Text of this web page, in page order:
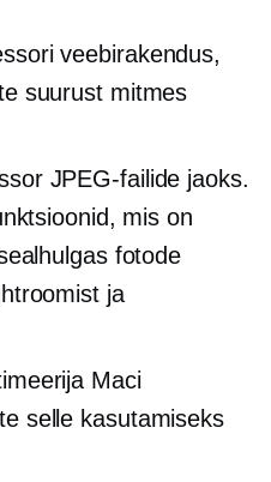
veebirakendus,
suurust mitmes
JPEG-failide jaoks.
mis on
fotode
ja
Maci
selle kasutamiseks